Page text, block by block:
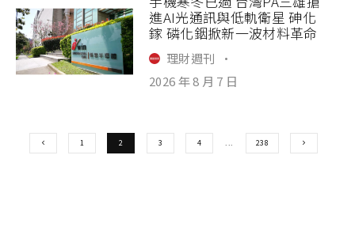
進AI光通訊與低軌衛星 砷化
鎵 磷化銦掀新一波材料革命
理財週刊
·
2026 年 8 月 7 日
1 2 3 4 ... 238